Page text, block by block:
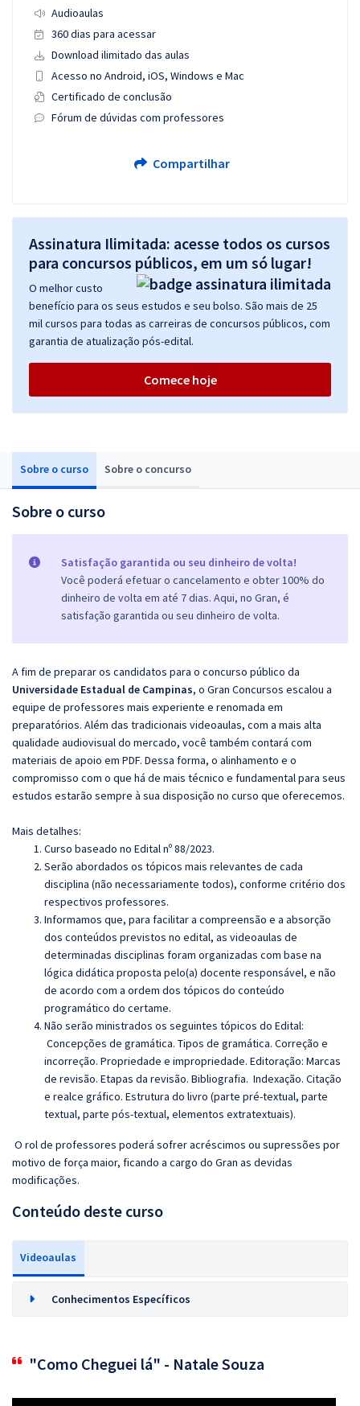
Sobre o curso Sobre o concurso
Sobre o curso
Satisfação garantida ou seu dinheiro de volta!
Você poderá efetuar o cancelamento e obter 100% do
dinheiro de volta em até 7 dias. Aqui, no Gran, é
satisfação garantida ou seu dinheiro de volta.
A fim de preparar os candidatos para o concurso público da
Universidade Estadual de Campinas, o Gran Concursos escalou a
equipe de professores mais experiente e renomada em
preparatórios. Além das tradicionais videoaulas, com a mais alta
qualidade audiovisual do mercado, você também contará com
materiais de apoio em PDF. Dessa forma, o alinhamento e o
compromisso com o que há de mais técnico e fundamental para seus
estudos estarão sempre à sua disposição no curso que oferecemos.
Mais detalhes:
Curso baseado no Edital nº 88/2023.
Serão abordados os tópicos mais relevantes de cada
disciplina (não necessariamente todos), conforme critério dos
respectivos professores.
Informamos que, para facilitar a compreensão e a absorção
dos conteúdos previstos no edital, as videoaulas de
determinadas disciplinas foram organizadas com base na
lógica didática proposta pelo(a) docente responsável, e não
de acordo com a ordem dos tópicos do conteúdo
programático do certame.
Não serão ministrados os seguintes tópicos do Edital:
Concepções de gramática. Tipos de gramática. Correção e
incorreção. Propriedade e impropriedade. Editoração: Marcas
de revisão. Etapas da revisão. Bibliografia. Indexação. Citação
e realce gráfico. Estrutura do livro (parte pré-textual, parte
textual, parte pós-textual, elementos extratextuais).
O rol de professores poderá sofrer acréscimos ou supressões por
motivo de força maior, ficando a cargo do Gran as devidas
modificações.
Conteúdo deste curso
Videoaulas
Conhecimentos Específicos
"Como Cheguei lá" - Natale Souza
Audioaulas
360 dias para acessar
Download ilimitado das aulas
Acesso no Android, iOS, Windows e Mac
Certificado de conclusão
Fórum de dúvidas com professores
Compartilhar
Assinatura Ilimitada: acesse todos os cursos
para concursos públicos, em um só lugar!
O melhor custo
benefício para os seus estudos e seu bolso. São mais de 25
mil cursos para todas as carreiras de concursos públicos, com
garantia de atualização pós-edital.
Comece hoje